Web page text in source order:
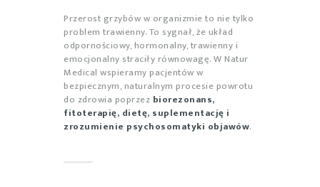
Przerost grzybów w organizmie to nie tylko
problem trawienny. To sygnał, że układ
odpornościowy, hormonalny, trawienny i
emocjonalny straciły równowagę. W Natur
Medical wspieramy pacjentów w
bezpiecznym, naturalnym procesie powrotu
do zdrowia poprzez biorezonans,
fitoterapię, dietę, suplementację i
zrozumienie psychosomatyki objawów.